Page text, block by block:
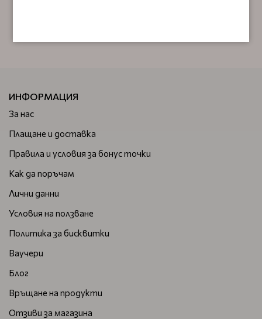
ИНФОРМАЦИЯ
За нас
Плащане и доставка
Правила и условия за бонус точки
Как да поръчам
Лични данни
Условия на ползване
Политика за бисквитки
Ваучери
Блог
Връщане на продукти
Отзиви за магазина